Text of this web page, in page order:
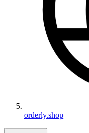
orderly.shop